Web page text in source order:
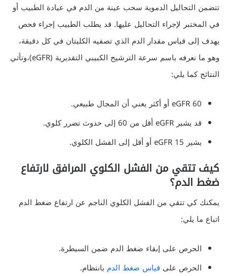
تتضمن التحاليل الدموية سحب عينة من الدم في عيادة الطبيب أو
في المختبر لإجراء التحاليل عليها. قد يطلب الطبيب إجراء فحص
يهدف إلى قياس مقدار الدم الذي تصفيه الكليتان في كل دقيقة،
وهو ما نعرفه باسم سرعة الترشيح الكبيبي التقديرية (eGFR)،وتأتي
النتائج كما يلي:
eGFR 60 أو أكثر يعني أن المجال طبيعي.
قد يشير eGFR أقل من 60 إلى حدوث تضرر كلوي.
يشير eGFR 15 أو أقل إلى الفشل الكلوي.
كيف تتقي من الفشل الكلوي المرافق لارتفاع
ضغط الدم؟
يمكنك كي تتقي من الفشل الكلوي الناجم عن ارتفاع ضغط الدم
اتباع ما يلي:
الحرص على إبقاء ضغط الدم ضمن السيطرة.
الحرص على قياس ضغط الدم بانتظام.